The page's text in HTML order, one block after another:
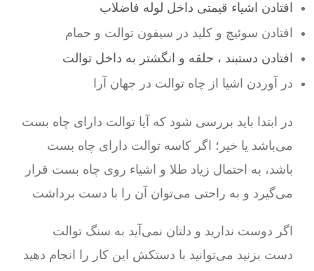
افتادن اشیاء قیمتی داخل لوله فاضلاب
افتادن سوئیچ و کلید در سیفون توالت و حمام
افتادن دستبند ، حلقه و انگشتر به داخل توالت
در آوردن اشیا از چاه توالت در جهان آرا
در ابتدا باید بررسی شود که آیا توالت دارای چاه بست
می‌باشد یا خیر؛ اگر کاسه توالت دارای چاه بست
باشد، به احتمال زیاد طلا و اشیاء روی چاه بست قرار
می‌گیرد و به راحتی می‌توان آن را با دست برداشت
اگر دوست ندارید و دلتان نمی‌آید به سنگ توالت
دست بزنید می‌توانید با دستکش این کار را انجام دهید